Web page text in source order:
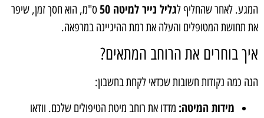
המגע. לאחר שהחליף לגליל נייר למיטה 50
ס"מ, הוא חסך זמן, שיפר
את תחושת המטופלים והעלה את רמת ההיגיינה במרפאה.
איך בוחרים את הרוחב המתאים?
הנה כמה נקודות חשובות שכדאי לקחת בחשבון:
מידות המיטה: מדדו את רוחב מיטת הטיפולים שלכם. וודאו